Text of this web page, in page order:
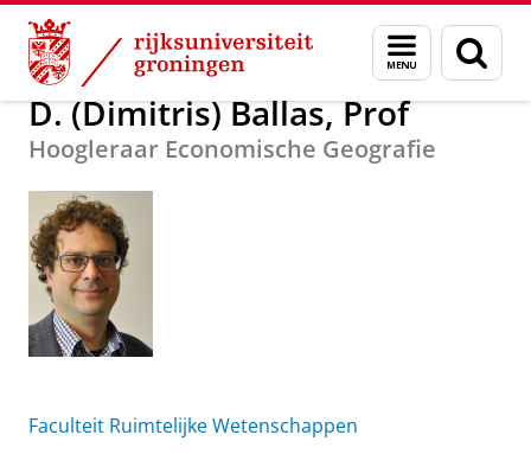
Skip
Content
Skip
Navigation
Menu
en
zoeken
Over ons D. (Dimitris) Ballas, Prof
D. (Dimitris) Ballas, Prof
Hoogleraar Economische Geografie
Faculteit Ruimtelijke Wetenschappen